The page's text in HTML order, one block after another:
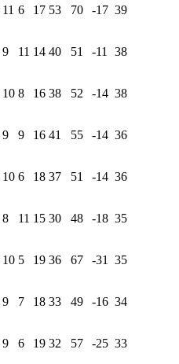
11 6 17 53 70 -17 39
9 11 14 40 51 -11 38
10 8 16 38 52 -14 38
9 9 16 41 55 -14 36
10 6 18 37 51 -14 36
8 11 15 30 48 -18 35
10 5 19 36 67 -31 35
9 7 18 33 49 -16 34
9 6 19 32 57 -25 33